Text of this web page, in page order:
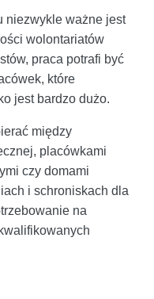
niezwykle ważne jest
wolontariatów
praca potrafi być
które
jest bardzo dużo.
między
placówkami
czy domami
i schroniskach dla
na